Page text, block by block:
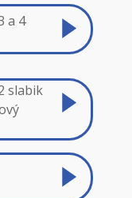
a 4
slabik